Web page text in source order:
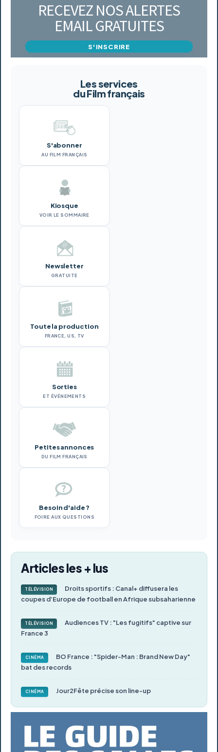
RECEVEZ NOS ALERTES
EMAIL GRATUITES
S'INSCRIRE
Les services
du Film français
S'abonner
AU FILM FRANÇAIS
Kiosque
VOIR LE SOMMAIRE
Newsletter
GRATUITE
Toute la production
FRANCE, US, TV
Sorties
ET ÉVÉNEMENTS
Petites annonces
DU FILM FRANÇAIS
Besoin d'aide ?
FOIRE AUX QUESTIONS
Articles les + lus
TÉLÉVISION
Droits sportifs : Canal+ diffusera les
coupes d’Europe de football en Afrique subsaharienne
TÉLÉVISION
Audiences TV : "Les fugitifs" captive sur
France 3
CINÉMA
BO France : "Spider-Man : Brand New Day"
bat des records
CINÉMA Jour2Fête précise son line-up